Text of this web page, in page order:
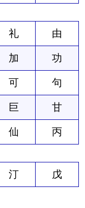
礼 由
加 功
可 句
巨 甘
仙 丙
汀 戊